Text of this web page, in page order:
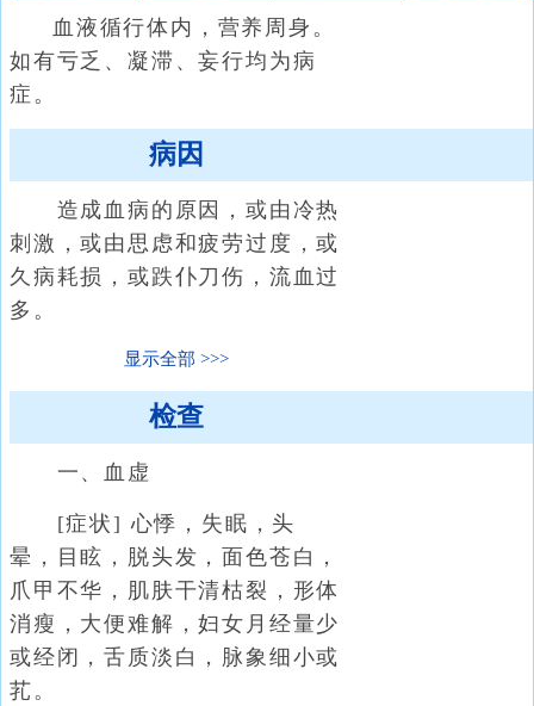
血液循行体内，营养周身。
如有亏乏、凝滞、妄行均为病
症。
病因
造成血病的原因，或由冷热
刺激，或由思虑和疲劳过度，或
久病耗损，或跌仆刀伤，流血过
多。
显示全部
检查
一、血虚
[症状] 心悸，失眠，头
晕，目眩，脱头发，面色苍白，
爪甲不华，肌肤干清枯裂，形体
消瘦，大便难解，妇女月经量少
或经闭，舌质淡白，脉象细小或
芤。